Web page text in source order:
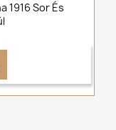
1916 Sor És